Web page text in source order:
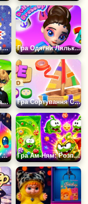
Гра Сквіш Пельмешки: Розпакування Гра Одягни Ляльку: Розпакування
Гра Леді Баг: Іграшки: Розпакування Гра Сортування Скотчу 3D
Гра Дамплінги: Розпакування Гра Ам-Ням: Розпаковуй і З’єднуй